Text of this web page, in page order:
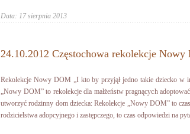
Data: 17 sierpnia 2013
24.10.2012 Częstochowa rekolekcje Nowy
Rekolekcje Nowy DOM „I kto by przyjął jedno takie dziecko w
„Nowy DOM” to rekolekcje dla małżeństw pragnących
utworzyć rodzinny dom dziecka: Rekolekcje „Nowy DOM” to
rodzicielstwa adopcyjnego i zastępczego, to czas odpowiedzi na